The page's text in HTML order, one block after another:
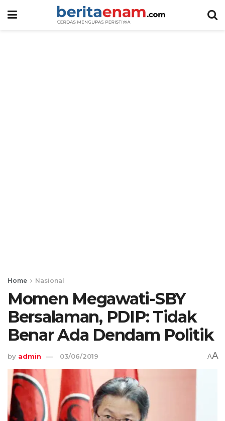
Home Nasional
Momen Megawati-SBY
Bersalaman, PDIP: Tidak
Benar Ada Dendam Politik
by admin 03/06/2019 AA